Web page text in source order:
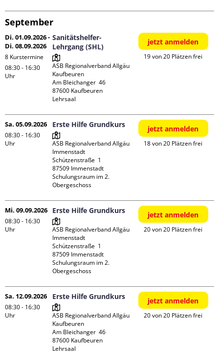
September
Di. 01.09.2026 -
Di. 08.09.2026
8 Kurstermine
08:30 - 16:30
Uhr
Sanitätshelfer-
Lehrgang (SHL)
ASB Regionalverband Allgäu
Kaufbeuren
Am Bleichanger  46
87600 Kaufbeuren
Lehrsaal
jetzt anmelden
19 von 20 Plätzen frei
Sa. 05.09.2026
08:30 - 16:30
Uhr
Erste Hilfe Grundkurs
ASB Regionalverband Allgäu
Immenstadt
Schützenstraße  1
87509 Immenstadt
Schulungsraum im 2.
Obergeschoss
jetzt anmelden
18 von 20 Plätzen frei
Mi. 09.09.2026
08:30 - 16:30
Uhr
Erste Hilfe Grundkurs
ASB Regionalverband Allgäu
Immenstadt
Schützenstraße  1
87509 Immenstadt
Schulungsraum im 2.
Obergeschoss
jetzt anmelden
20 von 20 Plätzen frei
Sa. 12.09.2026
08:30 - 16:30
Uhr
Erste Hilfe Grundkurs
ASB Regionalverband Allgäu
Kaufbeuren
Am Bleichanger  46
87600 Kaufbeuren
Lehrsaal
jetzt anmelden
20 von 20 Plätzen frei